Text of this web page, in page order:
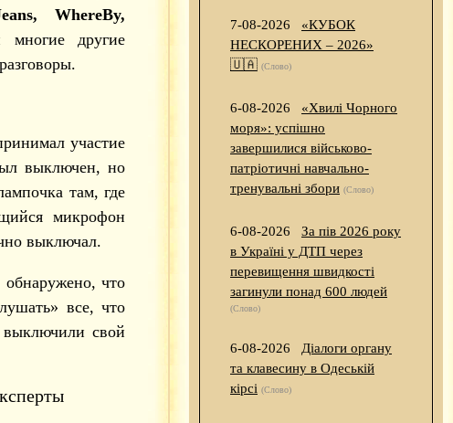
WhereBy,
многие другие
участие
выключен, но
там, где
микрофон
выключал.
что
все, что
свой
7-08-2026
«КУБОК
НЕСКОРЕНИХ – 2026»
🇺🇦 (Слово)
6-08-2026
«Хвилі Чорного
моря»: успішно
завершилися військово-
патріотичні навчально-
тренувальні збори (Слово)
6-08-2026
За пів 2026 року
в Україні у ДТП через
перевищення швидкості
загинули понад 600 людей
(Слово)
6-08-2026
Діалоги органу
та клавесину в Одеській
кірсі (Слово)